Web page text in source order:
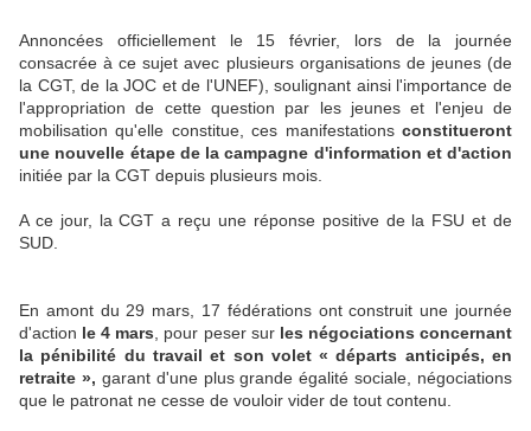
Annoncées officiellement le 15 février, lors de la journée
consacrée à ce sujet avec plusieurs organisations de jeunes (de
la CGT, de la JOC et de l'UNEF), soulignant ainsi l'importance de
l'appropriation de cette question par les jeunes et l'enjeu de
mobilisation qu'elle constitue, ces manifestations constitueront
une nouvelle étape de la campagne d'information et d'action
initiée par la CGT depuis plusieurs mois.
A ce jour, la CGT a reçu une réponse positive de la FSU et de
SUD.
En amont du 29 mars, 17 fédérations ont construit une journée
d'action le 4 mars , pour peser sur les négociations concernant
la pénibilité du travail et son volet « départs anticipés, en
retraite », garant d'une plus grande égalité sociale, négociations
que le patronat ne cesse de vouloir vider de tout contenu.